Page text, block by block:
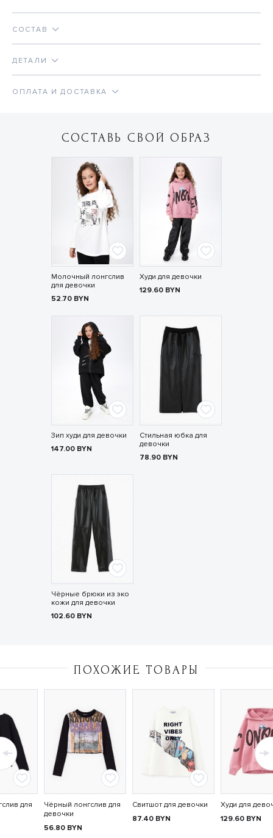
СОСТАВ
ДЕТАЛИ
ОПЛАТА И ДОСТАВКА
СОСТАВЬ СВОЙ ОБРАЗ
Молочный лонгслив
для девочки
52.70 BYN
Худи для девочки
129.60 BYN
Зип худи для девочки
147.00 BYN
Стильная юбка для
девочки
78.90 BYN
Чёрные брюки из эко
кожи для девочки
102.60 BYN
ПОХОЖИЕ ТОВАРЫ
для
Чёрный лонгслив для
девочки
56.80 BYN
Свитшот для девочки
87.40 BYN
Худи для
129.60 BYN